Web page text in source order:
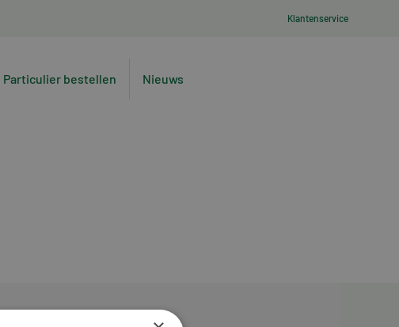
Klantenservice
Particulier bestellen Nieuws